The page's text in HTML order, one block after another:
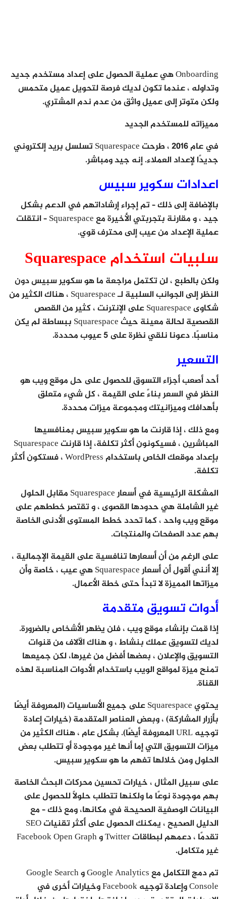
Onboarding هي عملية الحصول على إعداد مستخدم جديد
وتداوله ، عندما تكون لديك فرصة لتحويل عميل متحمس
ولكن متوتر إلى عميل واثق من عدم ندم المشتري.
مميزاته للمستخدم الجديد
في عام 2016 ، طرحت Squarespace تسلسل بريد إلكتروني
جديدًا لإعداد العملاء. إنه جيد ومباشر.
اعدادات سكوير سبيس
بالإضافة إلى ذلك – تم إجراء إرشاداتهم في الدعم بشكل
جيد ، و مقارنة بتجربتي الأخيرة مع Squarespace – انتقلت
عملية الإعداد من عيب إلى محترف قوي.
سلبيات استخدام Squarespace
ولكن بالطبع ، لن تكتمل مراجعة ما هو سكوير سبيس دون
النظر إلى الجوانب السلبية لـ Squarespace ، هناك الكثير من
شكاوى Squarespace على الإنترنت ، كثير من القصص
القصصية لحالة معينة حيث Squarespace ببساطة لم يكن
مناسبًا. دعونا نلقي نظرة على 5 عيوب محددة.
التسعير
أحد أصعب أجزاء التسوق للحصول على حل موقع ويب هو
النظر في السعر بناءً على القيمة ، كل شيء متعلق
بأهدافك وميزانيتك ومجموعة ميزات محددة.
ومع ذلك ، إذا قارنت ما هو سكوير سبيس بمنافسيها
المباشرين ، فسيكونون أكثر تكلفة، إذا قارنت Squarespace
بإعداد موقعك الخاص باستخدام WordPress ، فستكون أكثر
تكلفة.
المشكلة الرئيسية في أسعار Squarespace مقابل الحلول
غير الشاملة هي حدودها القصوى ، و تقتصر خططهم على
موقع ويب واحد ، كما تحدد خطط المستوى الأدنى الخاصة
بهم عدد الصفحات والمنتجات.
على الرغم من أن أسعارها تنافسية على القيمة الإجمالية ،
إلا أنني أقول أن أسعار Squarespace هي عيب ، خاصة وأن
ميزاتها المميزة لا تبدأ حتى خطة الأعمال.
أدوات تسويق متقدمة
إذا قمت بإنشاء موقع ويب ، فلن يظهر الأشخاص بالضرورة.
لديك لتسويق عملك بنشاط ، و هناك الآلاف من قنوات
التسويق والإعلان ، بعضها أفضل من غيرها، لكن جميعها
تمنح ميزة لمواقع الويب باستخدام الأدوات المناسبة لهذه
القناة.
يحتوي Squarespace على جميع الأساسيات (المعروفة أيضًا
بأزرار المشاركة) ، وبعض العناصر المتقدمة (خيارات إعادة
توجيه URL المعروفة أيضًا). بشكل عام ، هناك الكثير من
ميزات التسويق التي إما أنها غير موجودة أو تتطلب بعض
الحلول ومن خلالها تفهم ما هو سكوير سبيس.
على سبيل المثال ، خيارات تحسين محركات البحث الخاصة
بهم موجودة نوعًا ما ولكنها تتطلب حلولًا للحصول على
البيانات الوصفية الصحيحة في مكانها، ومع ذلك – مع
الدليل الصحيح ، يمكنك الحصول على أكثر تقنيات SEO
تقدمًا ، دعمهم لبطاقات Twitter و Facebook Open Graph
غير متكامل.
تم دمج التكامل مع Google Analytics و Google Search
Console وإعادة توجيه Facebook وخيارات أخرى في